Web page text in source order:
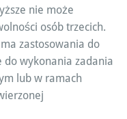
nie może
osób trzecich.
zastosowania do
do wykonania zadania
lub w ramach